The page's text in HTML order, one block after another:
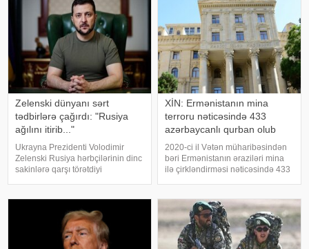
Zelenski dünyanı sərt
tədbirlərə çağırdı: "Rusiya
ağılını itirib..."
Ukrayna Prezidenti Volodimir
Zelenski Rusiya hərbçilərinin dinc
sakinlərə qarşı törətdiyi
xəbər verir ki, Ukrayna lideri b
XİN: Ermənistanın mina
terroru nəticəsində 433
azərbaycanlı qurban olub
2020-ci il Vətən müharibəsindən
bəri Ermənistanın əraziləri mina
ilə çirkləndirməsi nəticəsində 433
Nazirliyinin "X" səhifəsində
bildirilib. Son hadisəd